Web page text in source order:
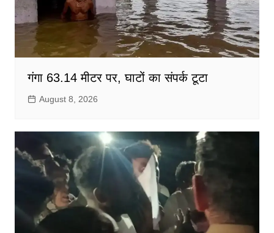
गंगा 63.14 मीटर पर, घाटों का संपर्क टूटा
August 8, 2026